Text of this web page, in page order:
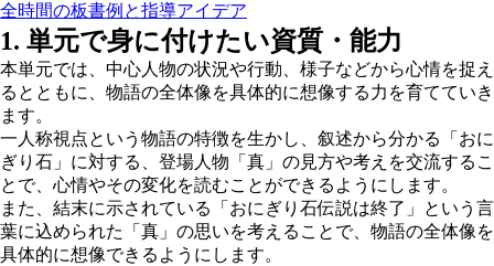
全時間の板書例と指導アイデア
1. 単元で身に付けたい資質・能力
本単元では、中心人物の状況や行動、様子などから心情を捉え
るとともに、物語の全体像を具体的に想像する力を育てていき
ます。
一人称視点という物語の特徴を生かし、叙述から分かる「おに
ぎり石」に対する、登場人物「真」の見方や考えを交流するこ
とで、心情やその変化を読むことができるようにします。
また、結末に示されている「おにぎり石伝説は終了」という言
葉に込められた「真」の思いを考えることで、物語の全体像を
具体的に想像できるようにします。